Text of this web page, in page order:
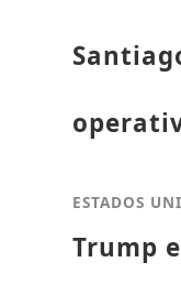
ESTADOS
Trump